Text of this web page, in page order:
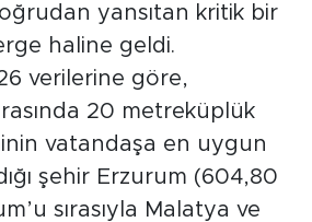
yansıtan kritik bir
haline geldi.
verilerine göre,
20 metreküplük
vatandaşa en uygun
şehir Erzurum (604,80
sırasıyla Malatya ve